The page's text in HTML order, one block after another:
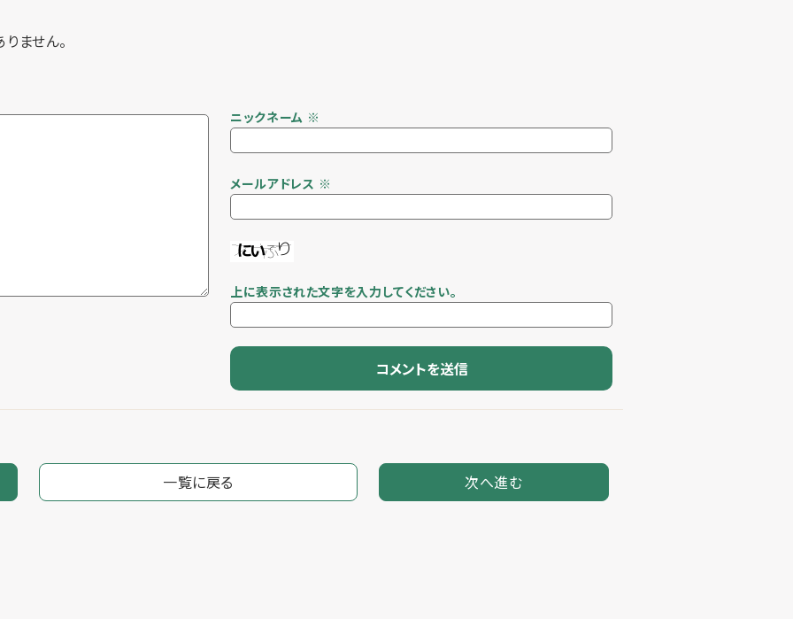
ません。
ニックネーム ※
メールアドレス ※
上に表示された文字を入力してください。
一覧に戻る 次へ進む